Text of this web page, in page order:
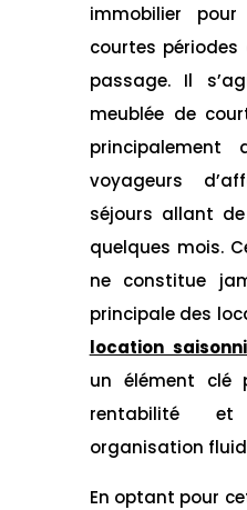
immobilier
courtes
passage. Il
meublée de
principalement
voyageurs
séjours allant
quelques mois.
ne constitue
principale des
location
un élément clé
rentabilité
organisation
En optant pour